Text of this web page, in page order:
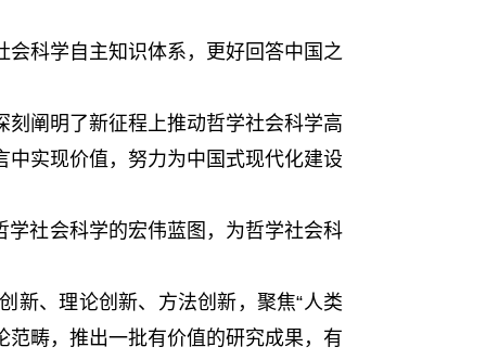
科学自主知识体系，更好回答中国之
阐明了新征程上推动哲学社会科学高
实现价值，努力为中国式现代化建设
社会科学的宏伟蓝图，为哲学社会科
、理论创新、方法创新，聚焦“人类
范畴，推出一批有价值的研究成果，有